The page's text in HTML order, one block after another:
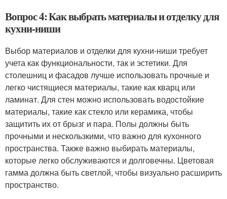
Вопрос 4: Как выбрать материалы и отделку для
кухни-ниши
Выбор материалов и отделки для кухни-ниши требует
учета как функциональности, так и эстетики. Для
столешниц и фасадов лучше использовать прочные и
легко чистящиеся материалы, такие как кварц или
ламинат. Для стен можно использовать водостойкие
материалы, такие как стекло или керамика, чтобы
защитить их от брызг и пара. Полы должны быть
прочными и нескользкими, что важно для кухонного
пространства. Также важно выбирать материалы,
которые легко обслуживаются и долговечны. Цветовая
гамма должна быть светлой, чтобы визуально расширить
пространство.